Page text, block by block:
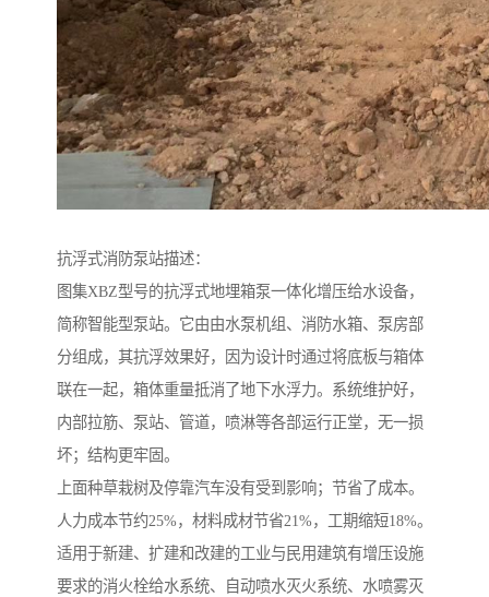
抗浮式消防泵站描述：
图集XBZ型号的抗浮式地埋箱泵一体化增压给水设备，
简称智能型泵站。它由由水泵机组、消防水箱、泵房部
分组成，其抗浮效果好，因为设计时通过将底板与箱体
联在一起，箱体重量抵消了地下水浮力。系统维护好，
内部拉筋、泵站、管道，喷淋等各部运行正堂，无一损
坏；结构更牢固。
上面种草栽树及停靠汽车没有受到影响；节省了成本。
人力成本节约25%，材料成材节省21%，工期缩短18%。
适用于新建、扩建和改建的工业与民用建筑有增压设施
要求的消火栓给水系统、自动喷水灭火系统、水喷雾灭